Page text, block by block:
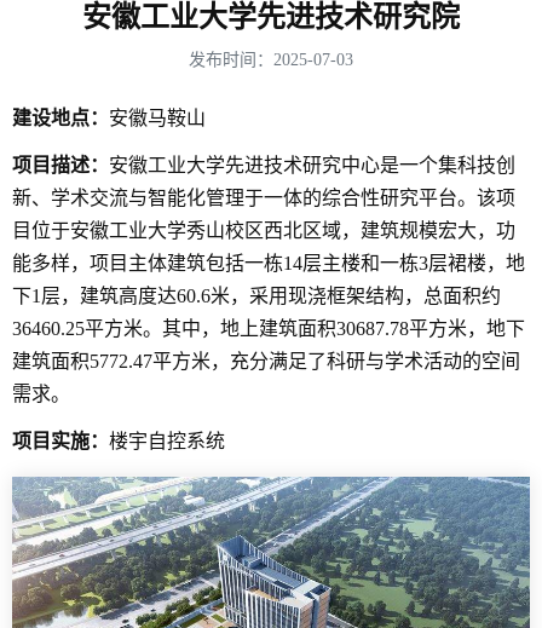
安徽工业大学先进技术研究院
发布时间：2025-07-03
建设地点： 安徽马鞍山
项目描述： 安徽工业大学先进技术研究中心是一个集科技创
新、学术交流与智能化管理于一体的综合性研究平台。该项
目位于安徽工业大学秀山校区西北区域，建筑规模宏大，功
能多样，项目主体建筑包括一栋14层主楼和一栋3层裙楼，地
下1层，建筑高度达60.6米，采用现浇框架结构，总面积约
36460.25平方米。其中，地上建筑面积30687.78平方米，地下
建筑面积5772.47平方米，充分满足了科研与学术活动的空间
需求。
项目实施： 楼宇自控系统